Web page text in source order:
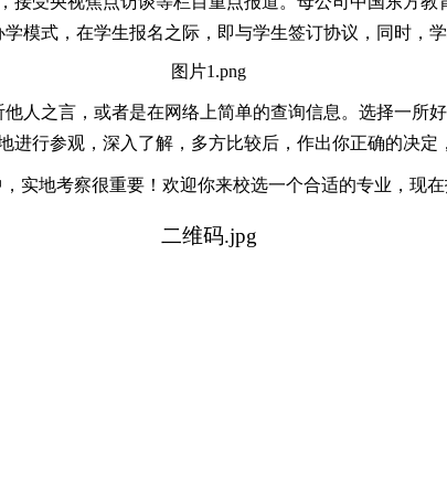
模式，在学生报名之际，即与学生签订协议，同时，
人之言，或者是在网络上简单的查询信息。选择一所
进行参观，深入了解，多方比较后，作出你正确的决定
实地考察很重要！欢迎你来校选一个合适的专业，现